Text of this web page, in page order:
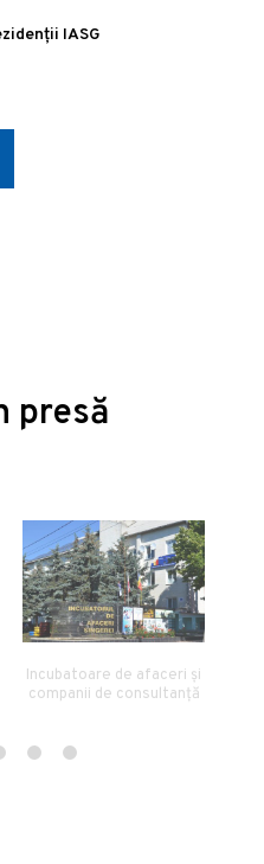
IASG
presă
Incubatoare de afaceri și
companii de consultanță